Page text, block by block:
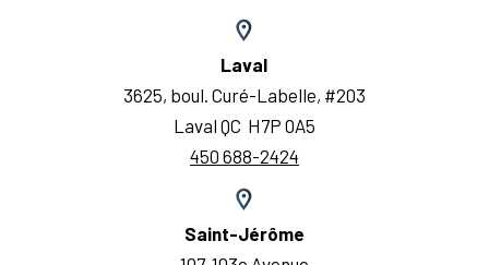
Laval
3625, boul. Curé-Labelle, #203
Laval QC H7P 0A5
450 688-2424
Saint-Jérôme